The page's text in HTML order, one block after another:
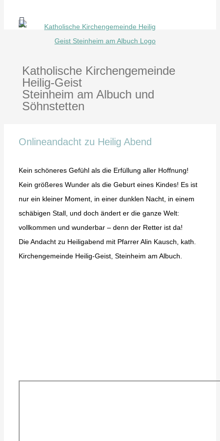
Inhalt
Katholische Kirchengemeinde
Heilig-Geist
Steinheim am Albuch und
Söhnstetten
Onlineandacht zu Heilig Abend
Kein schöneres Gefühl als die Erfüllung aller Hoffnung!
Kein größeres Wunder als die Geburt eines Kindes! Es ist
nur ein kleiner Moment, in einer dunklen Nacht, in einem
schäbigen Stall, und doch ändert er die ganze Welt:
vollkommen und wunderbar – denn der Retter ist da!
Die Andacht zu Heiligabend mit Pfarrer Alin Kausch, kath.
Kirchengemeinde Heilig-Geist, Steinheim am Albuch.